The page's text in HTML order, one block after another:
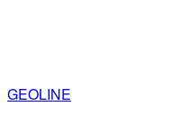
GEOLINE